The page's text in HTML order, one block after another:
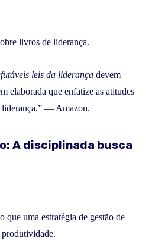
livros de liderança.
leis da liderança devem
elaborada que enfatize as atitudes
liderança.” — Amazon.
A disciplinada busca
que uma estratégia de gestão de